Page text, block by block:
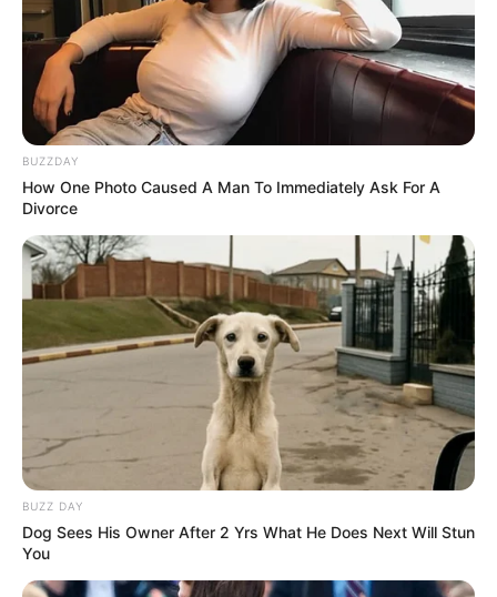
BUZZDAY
How One Photo Caused A Man To Immediately Ask For A
Divorce
BUZZ DAY
Dog Sees His Owner After 2 Yrs What He Does Next Will Stun
You